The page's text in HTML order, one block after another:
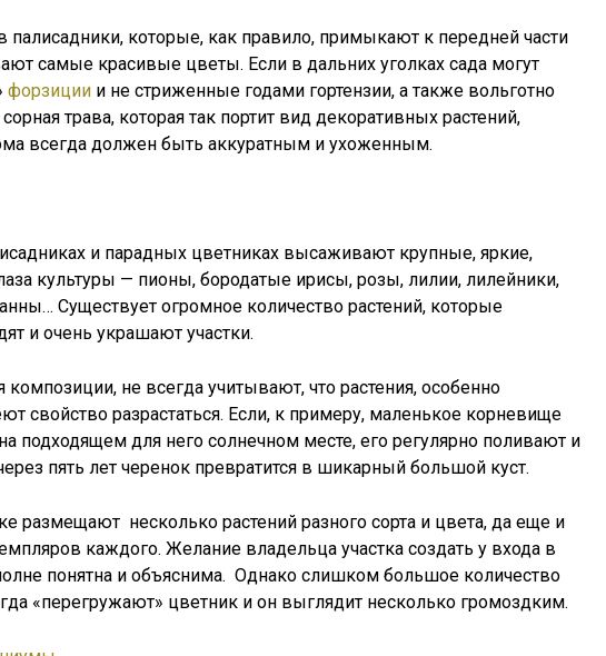
палисадники, которые, как правило, примыкают к передней части
самые красивые цветы. Если в дальних уголках сада могут
форзиции и не стриженные годами гортензии, а также вольготно
трава, которая так портит вид декоративных растений,
всегда должен быть аккуратным и ухоженным.
и парадных цветниках высаживают крупные, яркие,
культуры — пионы, бородатые ирисы, розы, лилии, лилейники,
Существует огромное количество растений, которые
и очень украшают участки.
композиции, не всегда учитывают, что растения, особенно
свойство разрастаться. Если, к примеру, маленькое корневище
подходящем для него солнечном месте, его регулярно поливают и
пять лет черенок превратится в шикарный большой куст.
размещают несколько растений разного сорта и цвета, да еще и
каждого. Желание владельца участка создать у входа в
понятна и объяснима. Однако слишком большое количество
«перегружают» цветник и он выглядит несколько громоздким.